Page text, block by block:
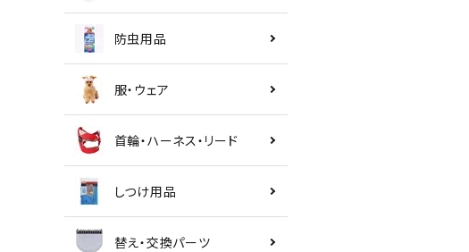
防虫用品
服・ウェア
首輪・ハーネス・リード
しつけ用品
替え・交換パーツ